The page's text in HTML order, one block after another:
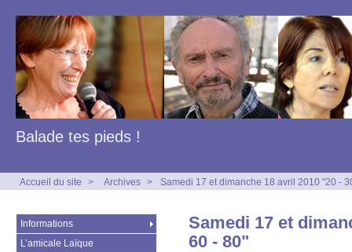
Balade tes pieds !
Accueil du site > Archives > Samedi 17 et dimanche 18 avril 2010 "20 -
Samedi 17 et
60 - 80"
Informations
L’amicale Laïque